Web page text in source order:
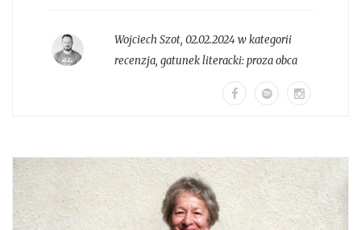
Wojciech Szot, 02.02.2024 w kategorii
recenzja, gatunek literacki:proza obca